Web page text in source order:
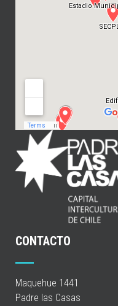
CONTACTO
Maquehue 1441
Padre las Casas